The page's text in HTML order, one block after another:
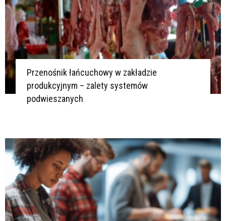
Przenośnik łańcuchowy w zakładzie
produkcyjnym – zalety systemów
podwieszanych